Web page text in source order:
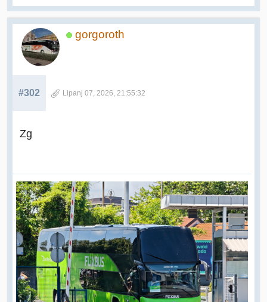
gorgoroth
#302 Lipanj 07, 2026, 21:55:32
Zg